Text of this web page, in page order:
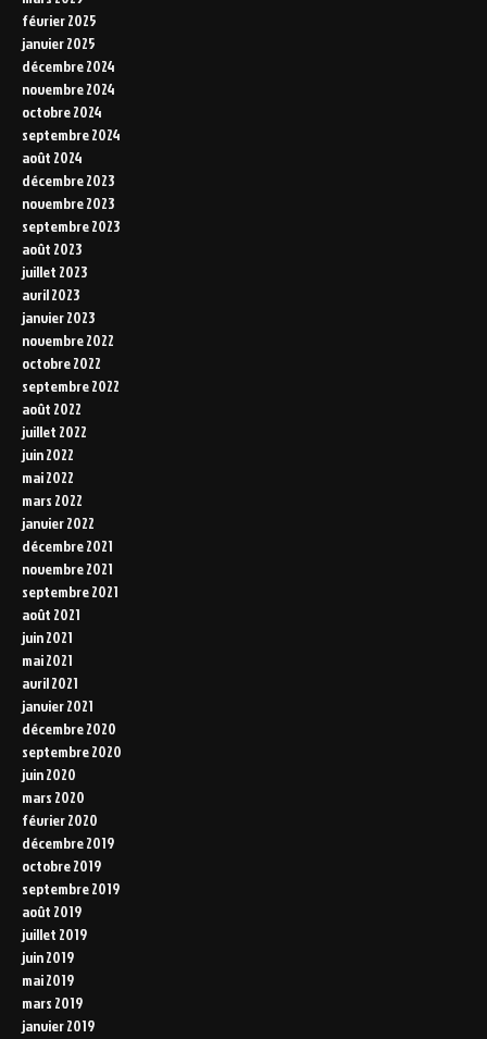
février 2025
janvier 2025
décembre 2024
novembre 2024
octobre 2024
septembre 2024
août 2024
décembre 2023
novembre 2023
septembre 2023
août 2023
juillet 2023
avril 2023
janvier 2023
novembre 2022
octobre 2022
septembre 2022
août 2022
juillet 2022
juin 2022
mai 2022
mars 2022
janvier 2022
décembre 2021
novembre 2021
septembre 2021
août 2021
juin 2021
mai 2021
avril 2021
janvier 2021
décembre 2020
septembre 2020
juin 2020
mars 2020
février 2020
décembre 2019
octobre 2019
septembre 2019
août 2019
juillet 2019
juin 2019
mai 2019
mars 2019
janvier 2019